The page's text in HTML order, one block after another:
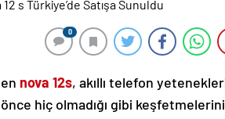
0
nova 12s, akıllı telefon
önce hiç olmadığı gibi